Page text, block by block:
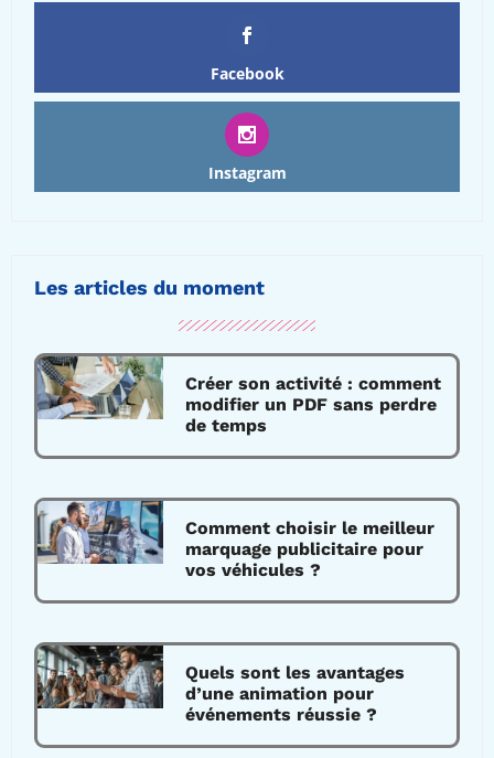
Facebook
Instagram
Les articles du moment
Créer son activité : comment
modifier un PDF sans perdre
de temps
Comment choisir le meilleur
marquage publicitaire pour
vos véhicules ?
Quels sont les avantages
d’une animation pour
événements réussie ?